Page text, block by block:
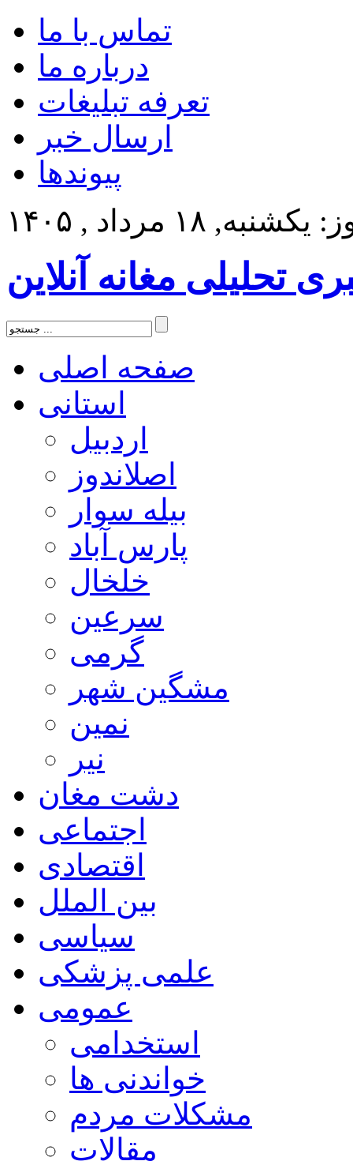
تماس با ما
درباره ما
تعرفه تبلیغات
ارسال خبر
پیوندها
۱۸ مرداد , ۱۴۰۵
تحلیلی مغانه آنلاین
صفحه اصلی
استانی
اردبیل
اصلاندوز
بیله سوار
پارس آباد
خلخال
سرعین
گرمی
مشگین شهر
نمین
نیر
دشت مغان
اجتماعی
اقتصادی
بین الملل
سیاسی
علمی پزشکی
عمومی
استخدامی
خواندنی ها
مشکلات مردم
مقالات